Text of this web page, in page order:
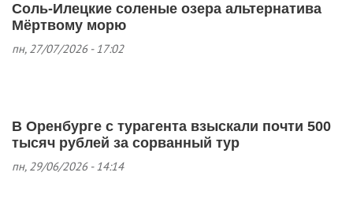
Соль-Илецкие соленые озера альтернатива
Мёртвому морю
пн, 27/07/2026 - 17:02
В Оренбурге с турагента взыскали почти 500
тысяч рублей за сорванный тур
пн, 29/06/2026 - 14:14